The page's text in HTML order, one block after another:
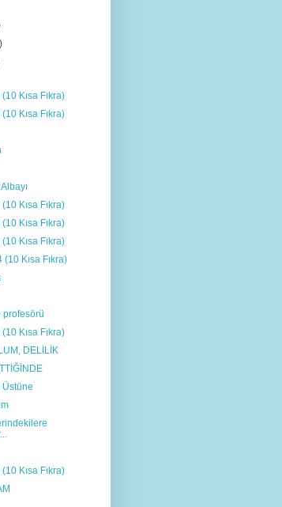
Kısa Fıkra)
Kısa Fıkra)
Kısa Fıkra)
Kısa Fıkra)
Kısa Fıkra)
(10 Kısa Fıkra)
profesörü
Kısa Fıkra)
DELİLİK
Üstüne
Kısa Fıkra)